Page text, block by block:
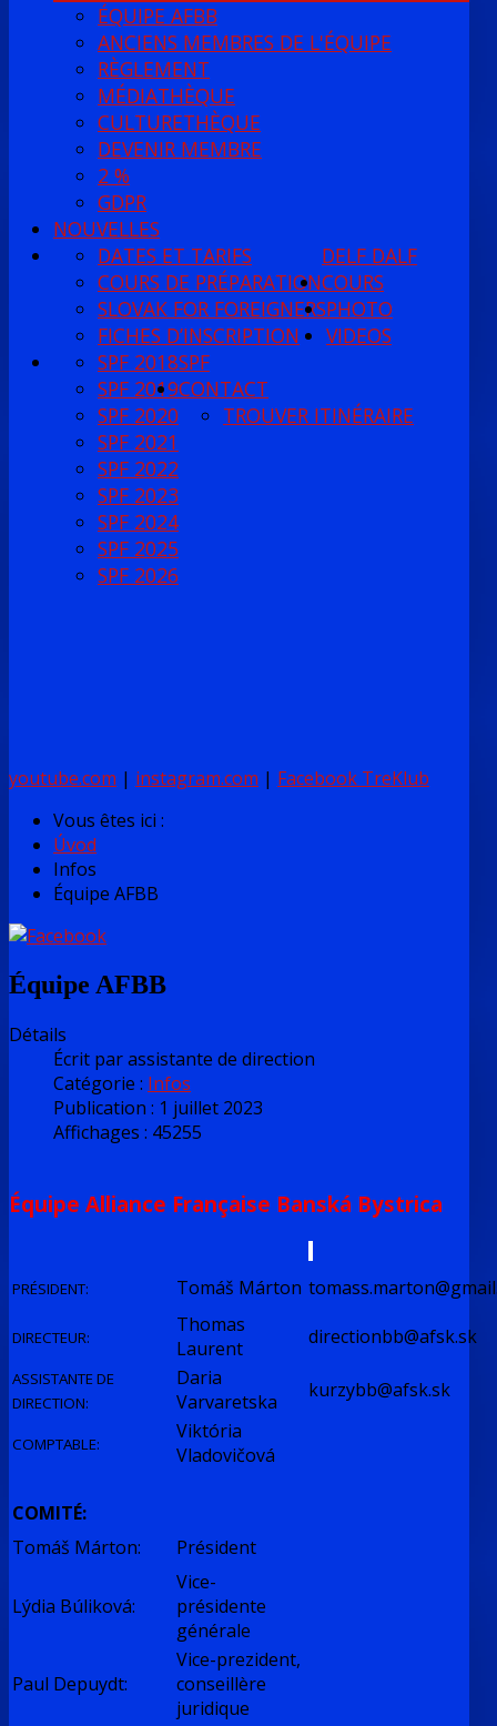
ÉQUIPE AFBB
ANCIENS MEMBRES DE L'ÉQUIPE
RÈGLEMENT
MÉDIATHÈQUE
CULTURETHÈQUE
DEVENIR MEMBRE
2 %
GDPR
NOUVELLES
DELF DALF
DATES ET TARIFS
COURS DE PRÉPARATIONCOURS
SLOVAK FOR FOREIGNERS
FICHES D’INSCRIPTION
PHOTO
VIDEOS
SPF
SPF 2018
SPF 2019
SPF 2020
SPF 2021
SPF 2022
SPF 2023
SPF 2024
SPF 2025
SPF 2026
CONTACT
TROUVER ITINÉRAIRE
youtube.com | instagram.com | Facebook TreKlub
Vous êtes ici :
Úvod
Infos
Équipe AFBB
Équipe AFBB
Détails
Écrit parassistante de direction
Catégorie : Infos
Publication : 1 juillet 2023
Affichages : 45255
Équipe Alliance Française Banská Bystrica
PRÉSIDENT: Tomáš Márton
DIRECTEUR:
Thomas
Laurent
directionbb@afsk.sk
ASSISTANTE DE
DIRECTION:
Daria
Varvaretska
kurzybb@afsk.sk
COMPTABLE:
Viktória
Vladovičová
COMITÉ:
Tomáš Márton:
Président
Lýdia Búliková:
Vice-
présidente
générale
Paul Depuydt:
Vice-prezident,
conseillère
juridique